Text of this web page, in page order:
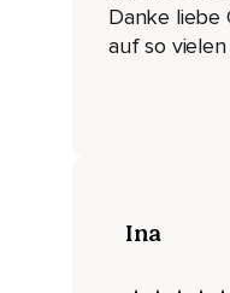
Und das kann alles
Danke liebe
auf so
Ina